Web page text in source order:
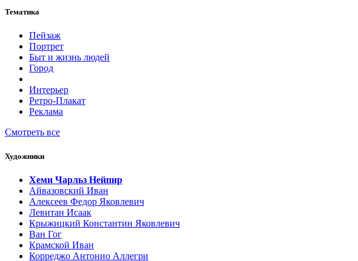
Тематика
Пейзаж
Портрет
Быт и жизнь людей
Город
Интерьер
Ретро-Плакат
Реклама
Смотреть все
Художники
Хеми Чарльз Нейпир
Айвазовский Иван
Алексеев Федор Яковлевич
Левитан Исаак
Крыжицкий Константин Яковлевич
Ван Гог
Крамской Иван
Корреджо Антонио Аллегри